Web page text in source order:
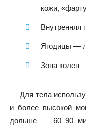
кожи,
Внутренняя
Ягодицы —
Зона колен
Для тела
и более высокой
дольше — 60–90